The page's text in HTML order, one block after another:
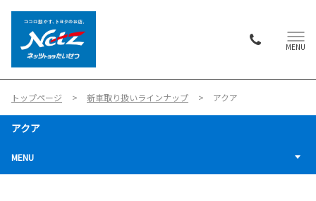
MENU
トップページ 新車取り扱いラインナップ アクア
アクア
MENU